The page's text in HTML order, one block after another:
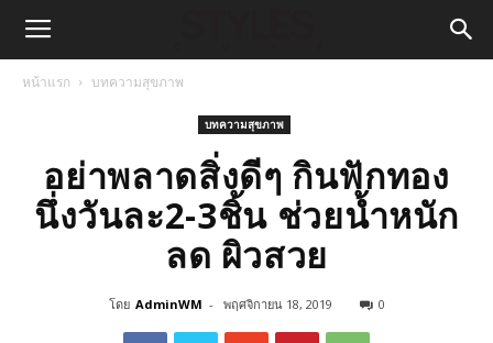
หน้าแรก บทความสุขภาพ
บทความสุขภาพ
อย่าพลาดสิ่งดีๆ กินฟักทอง
นึ่งวันละ2-3ชิ้น ช่วยน้ำหนัก
ลด ผิวสวย
โดย AdminWM - พฤศจิกายน 18, 2019 0